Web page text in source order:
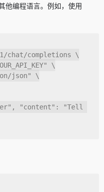
他编程语言。例如，使用
chat/completions \
\
json"
\